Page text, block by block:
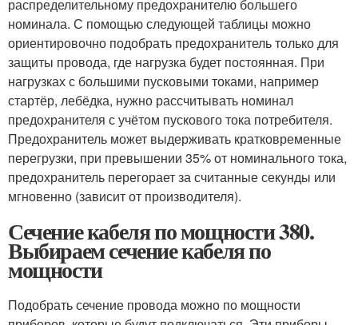
распределительному предохранителю большего
номинала. С помощью следующей таблицы можно
ориентировочно подобрать предохранитель только для
защиты провода, где нагрузка будет постоянная. При
нагрузках с большими пусковыми токами, например
стартёр, лебёдка, нужно рассчитывать номинал
предохранителя с учётом пускового тока потребителя.
Предохранитель может выдерживать кратковременные
перегрузки, при превышении 35% от номинального тока,
предохранитель перегорает за считанные секунды или
мгновенно (зависит от производителя).
Сечение кабеля по мощности 380.
Выбираем сечение кабеля по
мощности
Подобрать сечение провода можно по мощности